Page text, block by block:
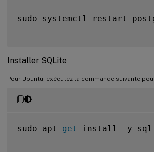
sudo systemctl restart
Installer SQLite
Pour Ubuntu, exécutez la commande suivante
sudo apt - get install - y